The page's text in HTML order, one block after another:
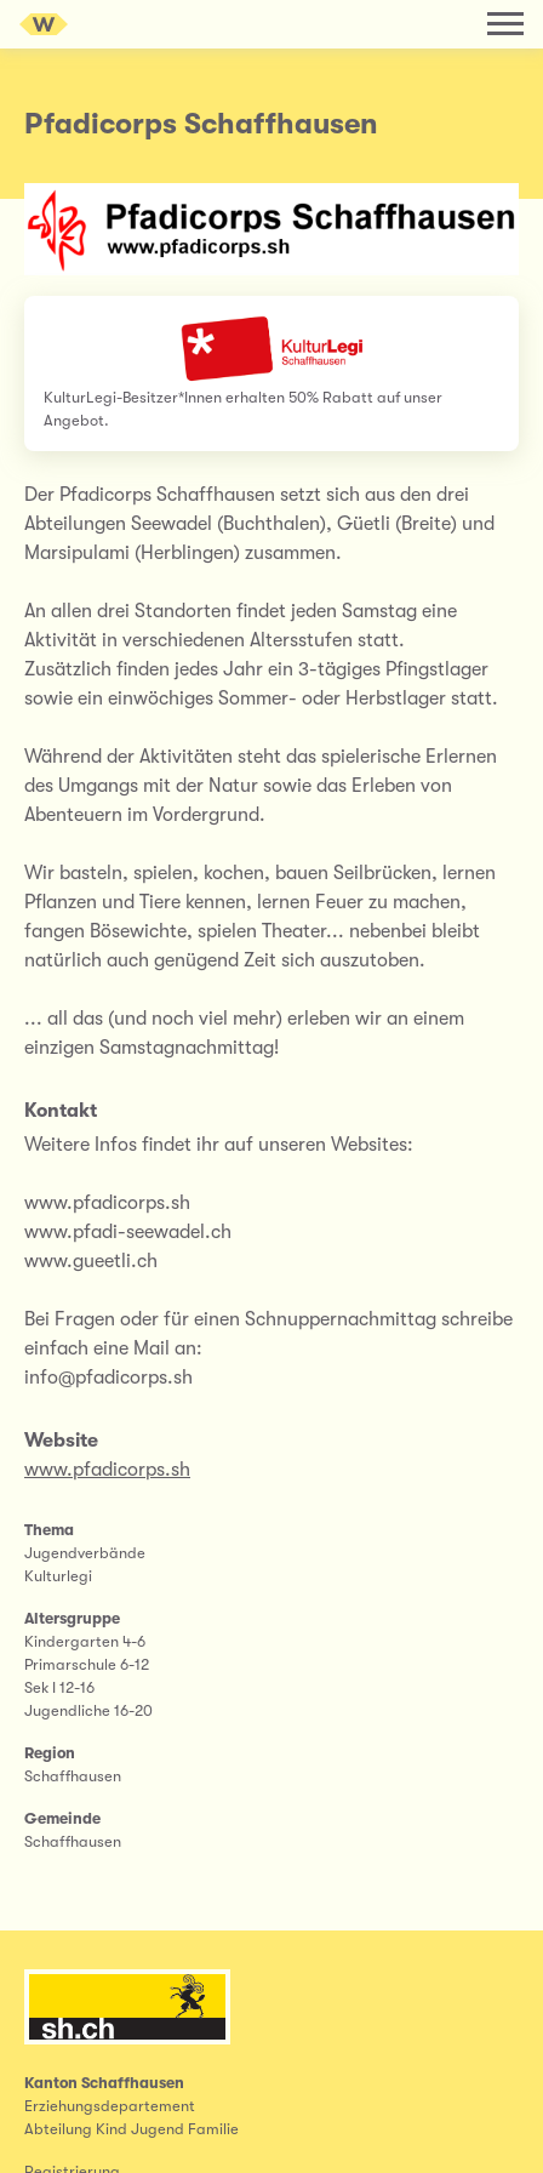
Pfadicorps Schaffhausen
KulturLegi-Besitzer*Innen erhalten 50% Rabatt auf unser
Angebot.
Der Pfadicorps Schaffhausen setzt sich aus den drei
Abteilungen Seewadel (Buchthalen), Güetli (Breite) und
Marsipulami (Herblingen) zusammen.
An allen drei Standorten findet jeden Samstag eine
Aktivität in verschiedenen Altersstufen statt.
Zusätzlich finden jedes Jahr ein 3-tägiges Pfingstlager
sowie ein einwöchiges Sommer- oder Herbstlager statt.
Während der Aktivitäten steht das spielerische Erlernen
des Umgangs mit der Natur sowie das Erleben von
Abenteuern im Vordergrund.
Wir basteln, spielen, kochen, bauen Seilbrücken, lernen
Pflanzen und Tiere kennen, lernen Feuer zu machen,
fangen Bösewichte, spielen Theater... nebenbei bleibt
natürlich auch genügend Zeit sich auszutoben.
... all das (und noch viel mehr) erleben wir an einem
einzigen Samstagnachmittag!
Kontakt
Weitere Infos findet ihr auf unseren Websites:
www.pfadicorps.sh
www.pfadi-seewadel.ch
www.gueetli.ch
Bei Fragen oder für einen Schnuppernachmittag schreibe
einfach eine Mail an:
info@pfadicorps.sh
Website
www.pfadicorps.sh
Thema
Jugendverbände
Kulturlegi
Altersgruppe
Kindergarten 4-6
Primarschule 6-12
Sek I 12-16
Jugendliche 16-20
Region
Schaffhausen
Gemeinde
Schaffhausen
Kanton Schaffhausen
Erziehungsdepartement
Abteilung Kind Jugend Familie